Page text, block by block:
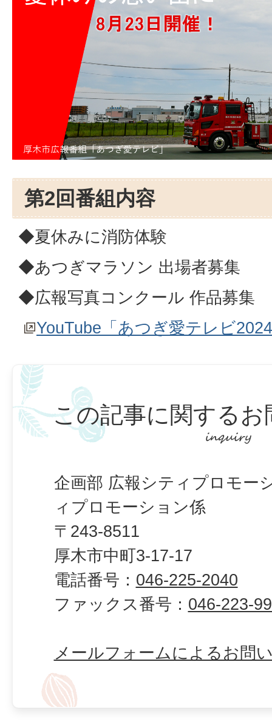
第2回番組内容
◆夏休みに消防体験
◆あつぎマラソン 出場者募集
◆広報写真コンクール 作品募集
YouTube「あつぎ愛テレビ
この記事に関するお
企画部 広報シティプロモー
ィプロモーション係
〒243-8511
厚木市中町3-17-17
電話番号： 046-225-2040
ファックス番号： 046-223-
メールフォームによるお問